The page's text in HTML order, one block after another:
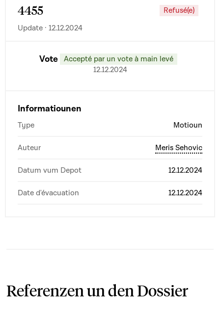
4455
Refusé(e)
Update · 12.12.2024
Vote Accepté par un vote à main levé
12.12.2024
Informatiounen
Type Motioun
Auteur Meris Sehovic
Datum vum Depot 12.12.2024
Date d'évacuation 12.12.2024
Referenzen un den Dossier